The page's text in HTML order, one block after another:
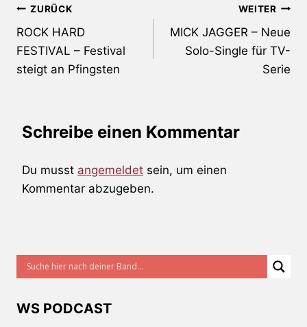
Beitragsnavigation
ZURÜCK
ROCK HARD
FESTIVAL – Festival
steigt an Pfingsten
WEITER
MICK JAGGER – Neue
Solo-Single für TV-
Serie
Schreibe einen Kommentar
Du musst angemeldet sein, um einen
Kommentar abzugeben.
WS PODCAST